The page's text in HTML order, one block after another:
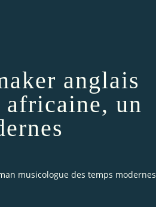
anglais
africaine, un
musicologue des temps modernes